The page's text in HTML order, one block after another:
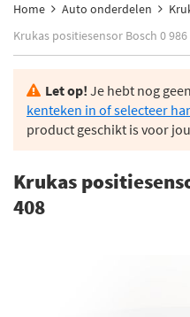
Home
Auto onderdelen
Krukas positiesensor Bosch 0 986
Let op! Je hebt nog
kenteken in of selecteer
product geschikt is voor
Krukas
408